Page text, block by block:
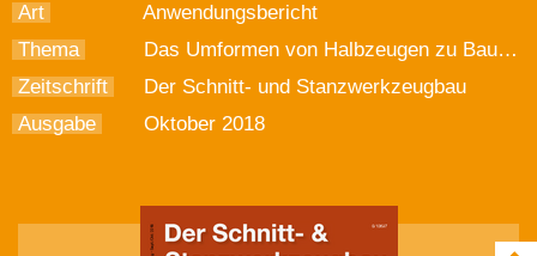
Art
Anwendungsbericht
Thema
Das Umformen von Halbzeugen zu Bauteilen für Automobile
Zeitschrift
Der Schnitt- und Stanzwerkzeugbau
Ausgabe
Oktober 2018